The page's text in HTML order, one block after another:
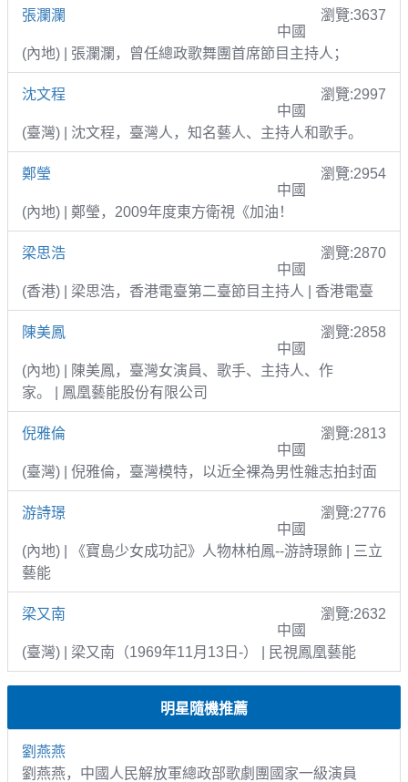
張瀾瀾
瀏覽:3637
中國
(內地) | 張瀾瀾，曾任總政歌舞團首席節目主持人；
沈文程
瀏覽:2997
中國
(臺灣) | 沈文程，臺灣人，知名藝人、主持人和歌手。
鄭瑩
瀏覽:2954
中國
(內地) | 鄭瑩，2009年度東方衛視《加油！
梁思浩
瀏覽:2870
中國
(香港) | 梁思浩，香港電臺第二臺節目主持人 | 香港電臺
陳美鳳
瀏覽:2858
中國
(內地) | 陳美鳳，臺灣女演員、歌手、主持人、作
家。 | 鳳凰藝能股份有限公司
倪雅倫
瀏覽:2813
中國
(臺灣) | 倪雅倫，臺灣模特，以近全裸為男性雜志拍封面
游詩璟
瀏覽:2776
中國
(內地) | 《寶島少女成功記》人物林柏鳳--游詩璟飾 | 三立
藝能
梁又南
瀏覽:2632
中國
(臺灣) | 梁又南（1969年11月13日-） | 民視鳳凰藝能
明星隨機推薦
劉燕燕
劉燕燕，中國人民解放軍總政部歌劇團國家一級演員